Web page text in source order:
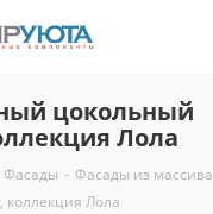
цокольный
Лола
Фасады - Фасады из массива
коллекция Лола